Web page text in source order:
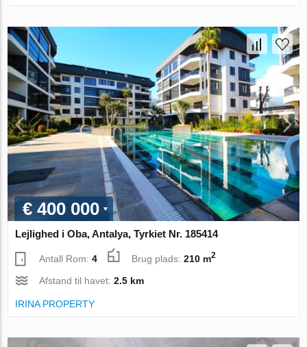
€ 400 000
Lejlighed i Oba, Antalya, Tyrkiet Nr. 185414
Antall Rom:4 Brug plads:210 m2
Afstand til havet:2.5 km
IRINA PROPERTY